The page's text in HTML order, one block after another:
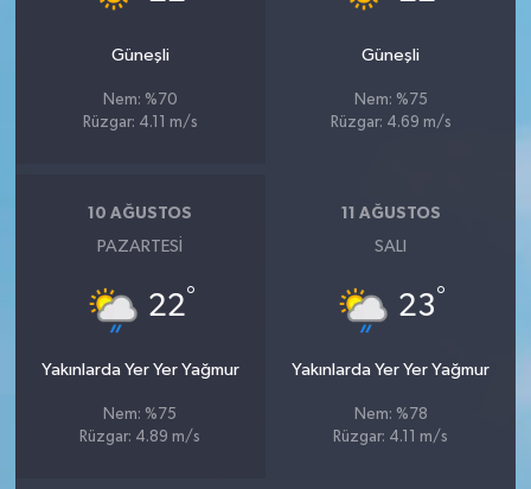
Güneşli
Nem: %70
Rüzgar: 4.11 m/s
Güneşli
Nem: %75
Rüzgar: 4.69 m/s
10 AĞUSTOS
PAZARTESI
22°
Yakınlarda Yer Yer Yağmur
Nem: %75
Rüzgar: 4.89 m/s
11 AĞUSTOS
SALI
23°
Yakınlarda Yer Yer Yağmur
Nem: %78
Rüzgar: 4.11 m/s